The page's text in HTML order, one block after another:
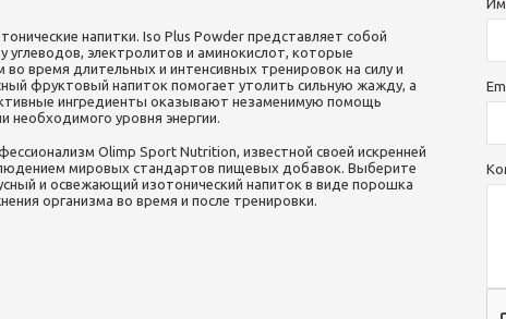
напитки. Iso Plus Powder представляет собой
углеводов, электролитов и аминокислот, которые
время длительных и интенсивных тренировок на силу и
фруктовый напиток помогает утолить сильную жажду, а
ингредиенты оказывают незаменимую помощь
необходимого уровня энергии.
Olimp Sport Nutrition, известной своей искренней
мировых стандартов пищевых добавок. Выберите
и освежающий изотонический напиток в виде порошка
организма во время и после тренировки.